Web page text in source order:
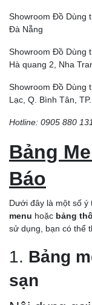
Showroom Đồ Dùng
Đà Nẵng
Showroom Đồ Dùng
Hà quang 2, Nha
Showroom Đồ Dùng
Lạc, Q. Bình Tân,
Hotline: 0905 880 131
Bảng
Báo
Dưới đây là một số
menu hoặc bảng
sử dụng, bạn có thể
1. Bảng
sạn